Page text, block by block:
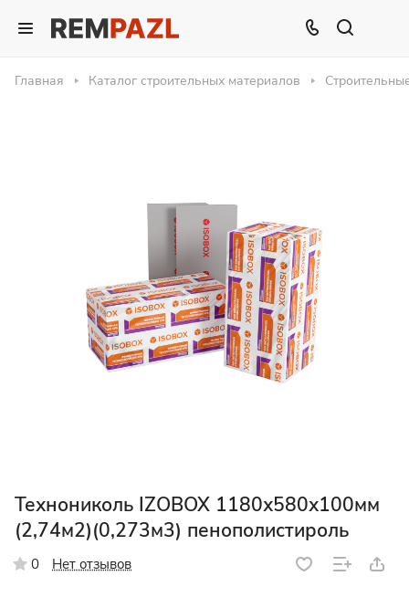
Главная Каталог строительных материалов
Технониколь IZOBOX 1180х580х100мм
(2,74м2)(0,273м3) пенополистироль
0 Нет отзывов